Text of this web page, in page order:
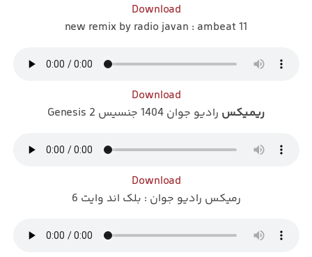
Download
new remix by radio javan : ambeat 11
Download
ریمـیکس رادیو جوان 1404 جنسیس 2 Genesis
Download
رمیکس رادیو جوان : بلک اند وایت 6